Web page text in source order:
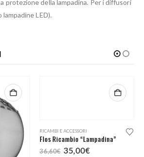
protezione della lampadina. Per i diffusori
LED).